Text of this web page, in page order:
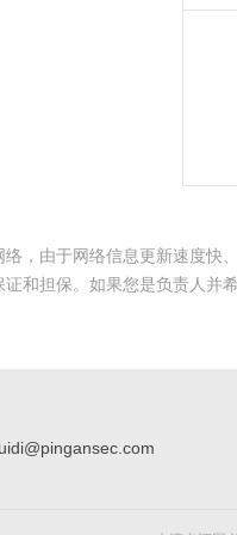
，由于网络信息更新速度快
和担保。如果您是负责人并